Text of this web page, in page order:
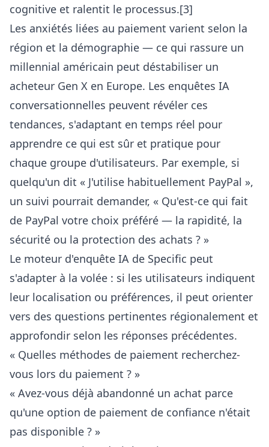
cognitive et ralentit le processus.[3]
Les anxiétés liées au paiement varient selon la
région et la démographie — ce qui rassure un
millennial américain peut déstabiliser un
acheteur Gen X en Europe. Les enquêtes IA
conversationnelles peuvent révéler ces
tendances, s'adaptant en temps réel pour
apprendre ce qui est sûr et pratique pour
chaque groupe d'utilisateurs. Par exemple, si
quelqu'un dit « J'utilise habituellement PayPal »,
un suivi pourrait demander, « Qu'est-ce qui fait
de PayPal votre choix préféré — la rapidité, la
sécurité ou la protection des achats ? »
Le moteur d'enquête IA de Specific peut
s'adapter à la volée : si les utilisateurs indiquent
leur localisation ou préférences, il peut orienter
vers des questions pertinentes régionalement et
approfondir selon les réponses précédentes.
« Quelles méthodes de paiement recherchez-
vous lors du paiement ? »
« Avez-vous déjà abandonné un achat parce
qu'une option de paiement de confiance n'était
pas disponible ? »